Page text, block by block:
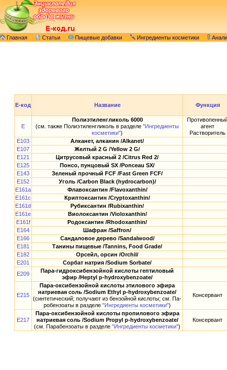
Главная Статьи Пищевые добавки Ингредиенты косметики
E-код Название Функция
E
Полиэтиленгликоль 6000
(см. также Полиэтиленгликоль в разделе "Ингредиенты
косметики")
агент
Растворитель
E103
Алканет, алканин /Alkanet/
E107
Желтый 2 G /Yellow 2 G/
E121
Цитрусовый красный 2 /Citrus Red 2/
E125
Понсо, пунцовый SX /Ponceau SX/
E143
Зеленый прочный FCF /Fast Green FCF/
E152
Уголь /Carbon Black (hydrocarbon)/
E161a
Флавоксантин /Flavoxanthin/
E161c
Криптоксантин /Cryptoxanthin/
E161d
Рубиксантин /Rubixanthin/
E161e
Виолоксантин /Violoxanthin/
E161f
Родоксантин /Rhodoxanthin/
E164
Шафран /Saffron/
E166
Сандаловое дерево /Sandalwood/
E181
Танины пищевые /Tannins, Food Grade/
E182
Орсейл, орсин /Orchil/
E201
Сорбат натрия /Sodium Sorbate/
E209
Пара-гидроксибензойной кислоты гептиловый
эфир /Heptyl p-hydroxybenzoate/
E215
Пара-оксибензойной кислоты этилового эфира
натриевая соль /Sodium Ethyl p-hydroxybenzoate/
(синтетический; получают из бензойной кислоты; см. Па-
робензоаты в разделе "Ингредиенты косметики")
Консервант
E217
Пара-оксибензойной кислоты пропилового эфира
натриевая соль /Sodium Propyl p-hydroxybenzoate/
(см. Парабензоаты в разделе "Ингредиенты косметики")
Консервант